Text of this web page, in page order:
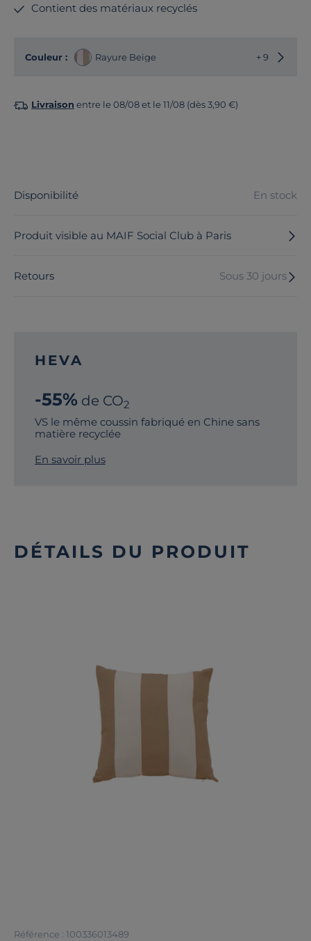
Contient des matériaux recyclés
Couleur : Rayure Beige + 9
Livraison entre le 08/08 et le 11/08 (dès 3,90 €)
Disponibilité En stock
Produit visible au MAIF Social Club à Paris
Retours Sous 30 jours
HEVA
-55% de CO2
VS le même coussin fabriqué en Chine sans
matière recyclée
En savoir plus
DÉTAILS DU PRODUIT
Référence : 100336013489